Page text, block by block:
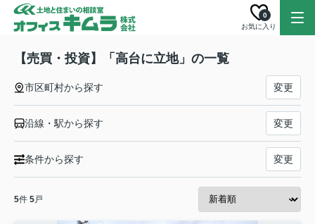
お気に入り
0
【売買・投資】「高台に立地」の一覧
市区町村から探す 変更
沿線・駅から探す 変更
条件から探す 変更
5件 5戸